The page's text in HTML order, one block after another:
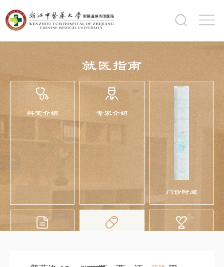
就医指南
科室介绍 专家介绍
门诊时间